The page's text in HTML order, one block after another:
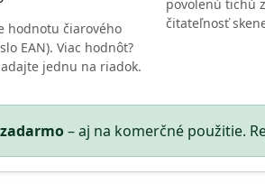
hodnotu čiarového
EAN). Viac hodnôt?
jednu na riadok.
povolenú tichú
čitateľnosť
– aj na komerčné použitie.